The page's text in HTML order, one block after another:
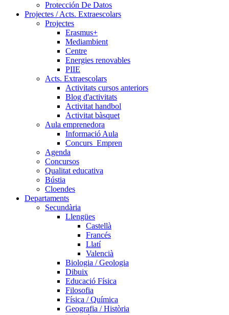
Protección De Datos
Projectes / Acts. Extraescolars
Projectes
Erasmus+
Mediambient
Centre
Energies renovables
PIIE
Acts. Extraescolars
Activitats cursos anteriors
Blog d'activitats
Activitat handbol
Activitat bàsquet
Aula emprenedora
Informació Aula
Concurs_Empren
Agenda
Concursos
Qualitat educativa
Bústia
Cloendes
Departaments
Secundària
Llengües
Castellà
Francés
Llatí
Valencià
Biologia / Geologia
Dibuix
Educació Física
Filosofia
Física / Química
Geografia / Història